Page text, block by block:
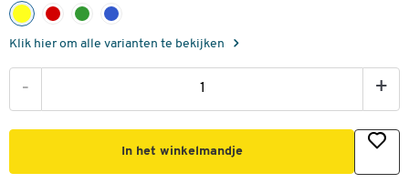
Klik hier om alle varianten te bekijken
- +
In het winkelmandje